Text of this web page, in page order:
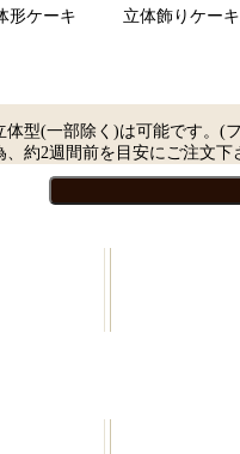
形ケーキ 立体飾りケーキ
型(一部除く)は可能です。(
約2週間前を目安にご注文下